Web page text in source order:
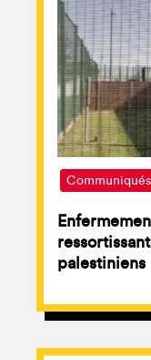
Communiqués
palestiniens